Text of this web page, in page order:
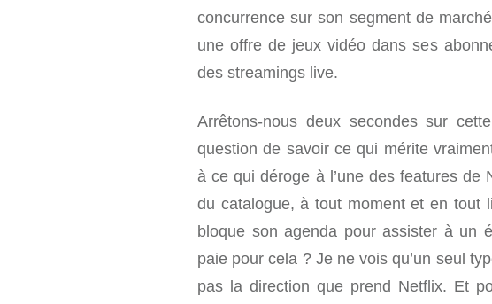
concurrence sur son segment de
une offre de jeux vidéo dans ses
des streamings live.
Arrêtons-nous deux secondes sur
question de savoir ce qui mérite
à ce qui déroge à l’une des features de
du catalogue, à tout moment et en tout
bloque son agenda pour assister à un
paie pour cela ? Je ne vois qu’un seul
pas la direction que prend Netflix. Et